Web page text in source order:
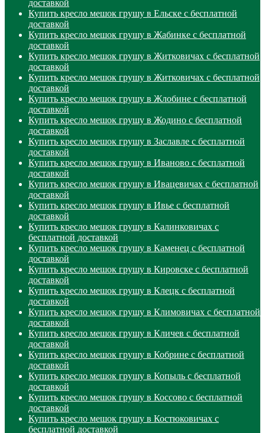
доставкой
Купить кресло мешок грушу в Ельске с бесплатной
доставкой
Купить кресло мешок грушу в Жабинке с бесплатной
доставкой
Купить кресло мешок грушу в Житковичах с бесплатной
доставкой
Купить кресло мешок грушу в Житковичах с бесплатной
доставкой
Купить кресло мешок грушу в Жлобине с бесплатной
доставкой
Купить кресло мешок грушу в Жодино с бесплатной
доставкой
Купить кресло мешок грушу в Заславле с бесплатной
доставкой
Купить кресло мешок грушу в Иваново с бесплатной
доставкой
Купить кресло мешок грушу в Ивацевичах с бесплатной
доставкой
Купить кресло мешок грушу в Ивье с бесплатной
доставкой
Купить кресло мешок грушу в Калинковичах с
бесплатной доставкой
Купить кресло мешок грушу в Каменец с бесплатной
доставкой
Купить кресло мешок грушу в Кировске с бесплатной
доставкой
Купить кресло мешок грушу в Клецк с бесплатной
доставкой
Купить кресло мешок грушу в Климовичах с бесплатной
доставкой
Купить кресло мешок грушу в Кличев с бесплатной
доставкой
Купить кресло мешок грушу в Кобрине с бесплатной
доставкой
Купить кресло мешок грушу в Копыль с бесплатной
доставкой
Купить кресло мешок грушу в Коссово с бесплатной
доставкой
Купить кресло мешок грушу в Костюковичах с
бесплатной доставкой